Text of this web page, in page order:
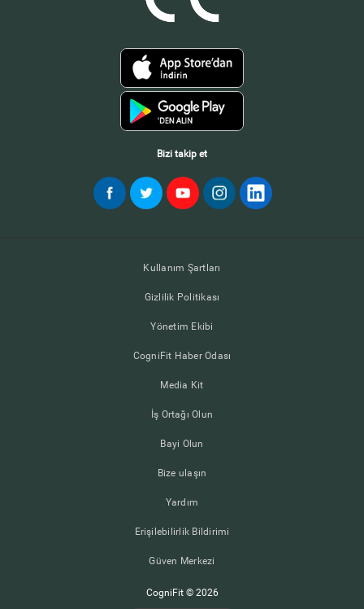
Bizi takip et
Kullanım Şartları
Gizlilik Politikası
Yönetim Ekibi
CogniFit Haber Odası
Media Kit
İş Ortağı Olun
Bayi Olun
Bize ulaşın
Yardım
Erişilebilirlik Bildirimi
Güven Merkezi
CogniFit © 2026